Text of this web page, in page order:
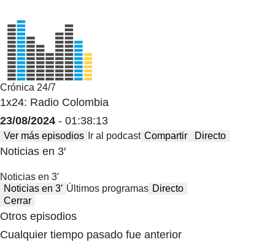
Crónica 24/7
1x24: Radio Colombia
23/08/2024 - 01:38:13
Ver más episodios Ir al podcast Compartir Directo
Noticias en 3′
Noticias en 3′
Noticias en 3′ Últimos programas Directo
Cerrar
Otros episodios
Cualquier tiempo pasado fue anterior